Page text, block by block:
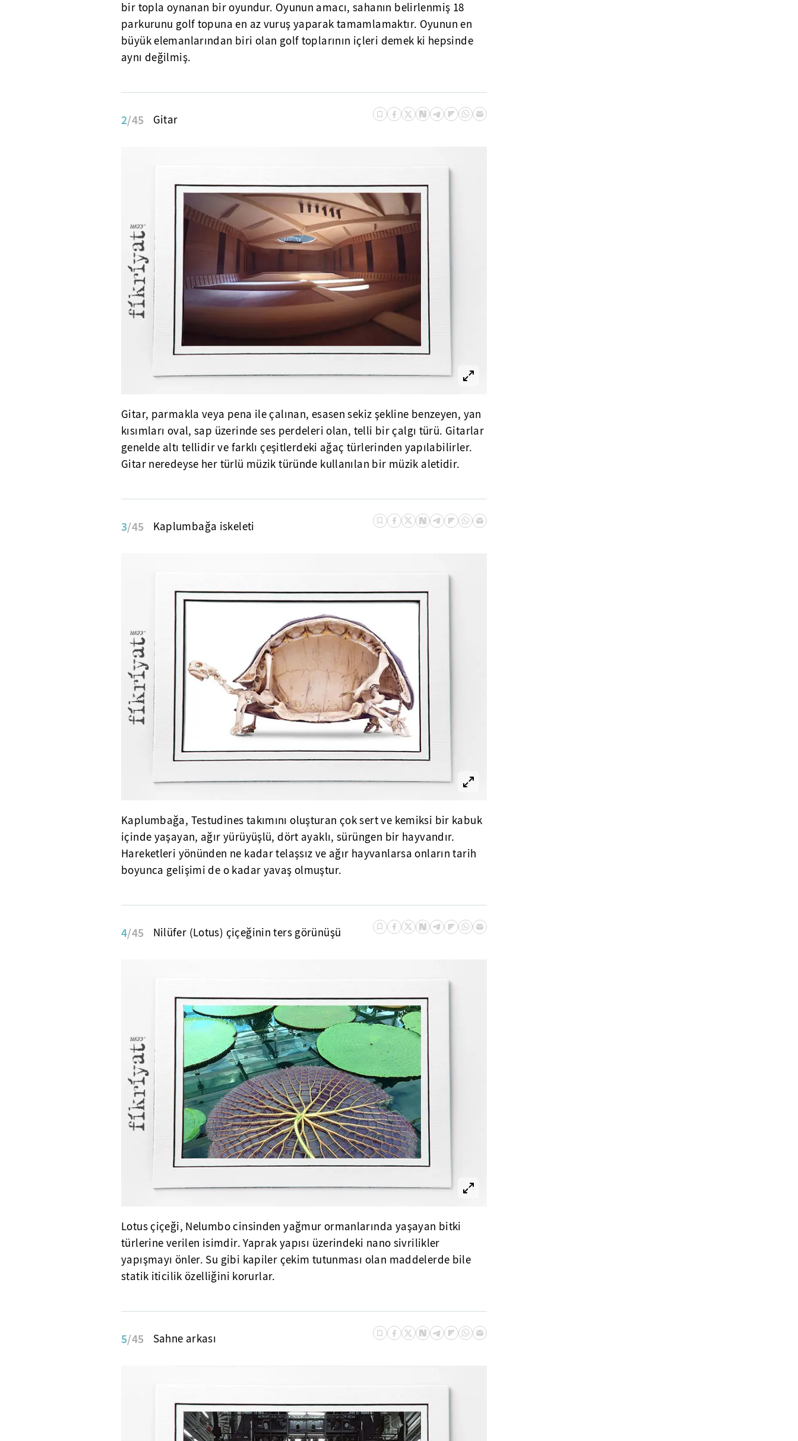
bir topla oynanan bir oyundur. Oyunun amacı, sahanın belirlenmiş 18
parkurunu golf topuna en az vuruş yaparak tamamlamaktır. Oyunun en
büyük elemanlarından biri olan golf toplarının içleri demek ki hepsinde
aynı değilmiş.
2/45 Gitar
Gitar, parmakla veya pena ile çalınan, esasen sekiz şekline benzeyen, yan
kısımları oval, sap üzerinde ses perdeleri olan, telli bir çalgı türü. Gitarlar
genelde altı tellidir ve farklı çeşitlerdeki ağaç türlerinden yapılabilirler.
Gitar neredeyse her türlü müzik türünde kullanılan bir müzik aletidir.
3/45 Kaplumbağa iskeleti
Kaplumbağa, Testudines takımını oluşturan çok sert ve kemiksi bir kabuk
içinde yaşayan, ağır yürüyüşlü, dört ayaklı, sürüngen bir hayvandır.
Hareketleri yönünden ne kadar telaşsız ve ağır hayvanlarsa onların tarih
boyunca gelişimi de o kadar yavaş olmuştur.
4/45 Nilüfer (Lotus) çiçeğinin ters görünüşü
Lotus çiçeği, Nelumbo cinsinden yağmur ormanlarında yaşayan bitki
türlerine verilen isimdir. Yaprak yapısı üzerindeki nano sivrilikler
yapışmayı önler. Su gibi kapiler çekim tutunması olan maddelerde bile
statik iticilik özelliğini korurlar.
5/45 Sahne arkası